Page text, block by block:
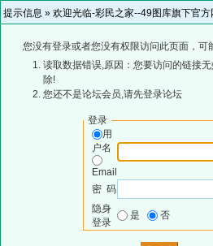
提示信息 » 欢迎光临-彩民之家--49图库旗下官方
您没有登录或者您没有权限访问此页面，可
读取数据错误,原因：您要访问的链接
除!
您还不是论坛会员,请先登录论坛
登录
用
户名
Email
密 码
隐身
登录
是 否